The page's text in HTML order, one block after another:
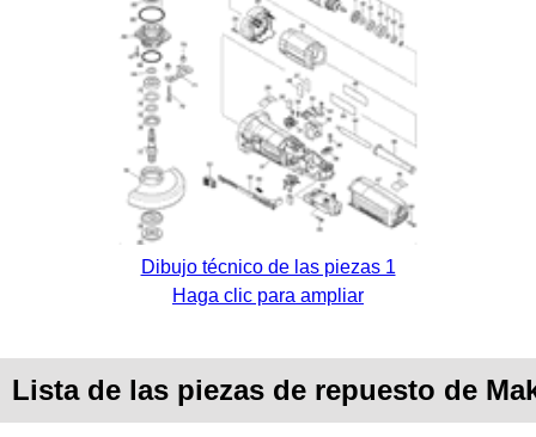
Dibujo técnico de las piezas 1
Haga clic para ampliar
Lista de las piezas de repuesto de